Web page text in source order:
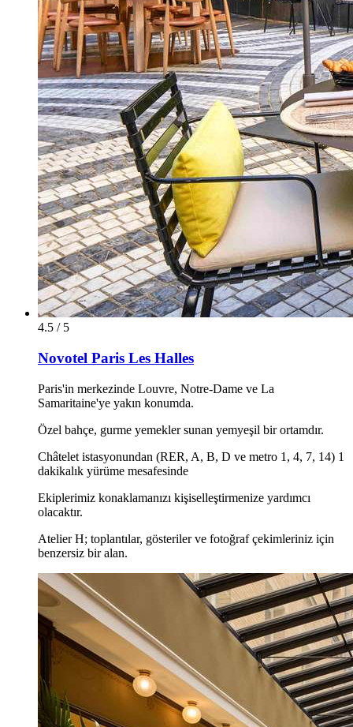
4.5 / 5
Novotel Paris Les Halles
Paris'in merkezinde Louvre, Notre-Dame ve La
Samaritaine'ye yakın konumda.
Özel bahçe, gurme yemekler sunan yemyeşil bir ortamdır.
Châtelet istasyonundan (RER, A, B, D ve metro 1, 4, 7, 14) 1
dakikalık yürüme mesafesinde
Ekiplerimiz konaklamanızı kişiselleştirmenize yardımcı
olacaktır.
Atelier H; toplantılar, gösteriler ve fotoğraf çekimleriniz için
benzersiz bir alan.